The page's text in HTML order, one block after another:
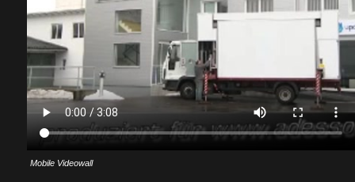
Mobile Videowall